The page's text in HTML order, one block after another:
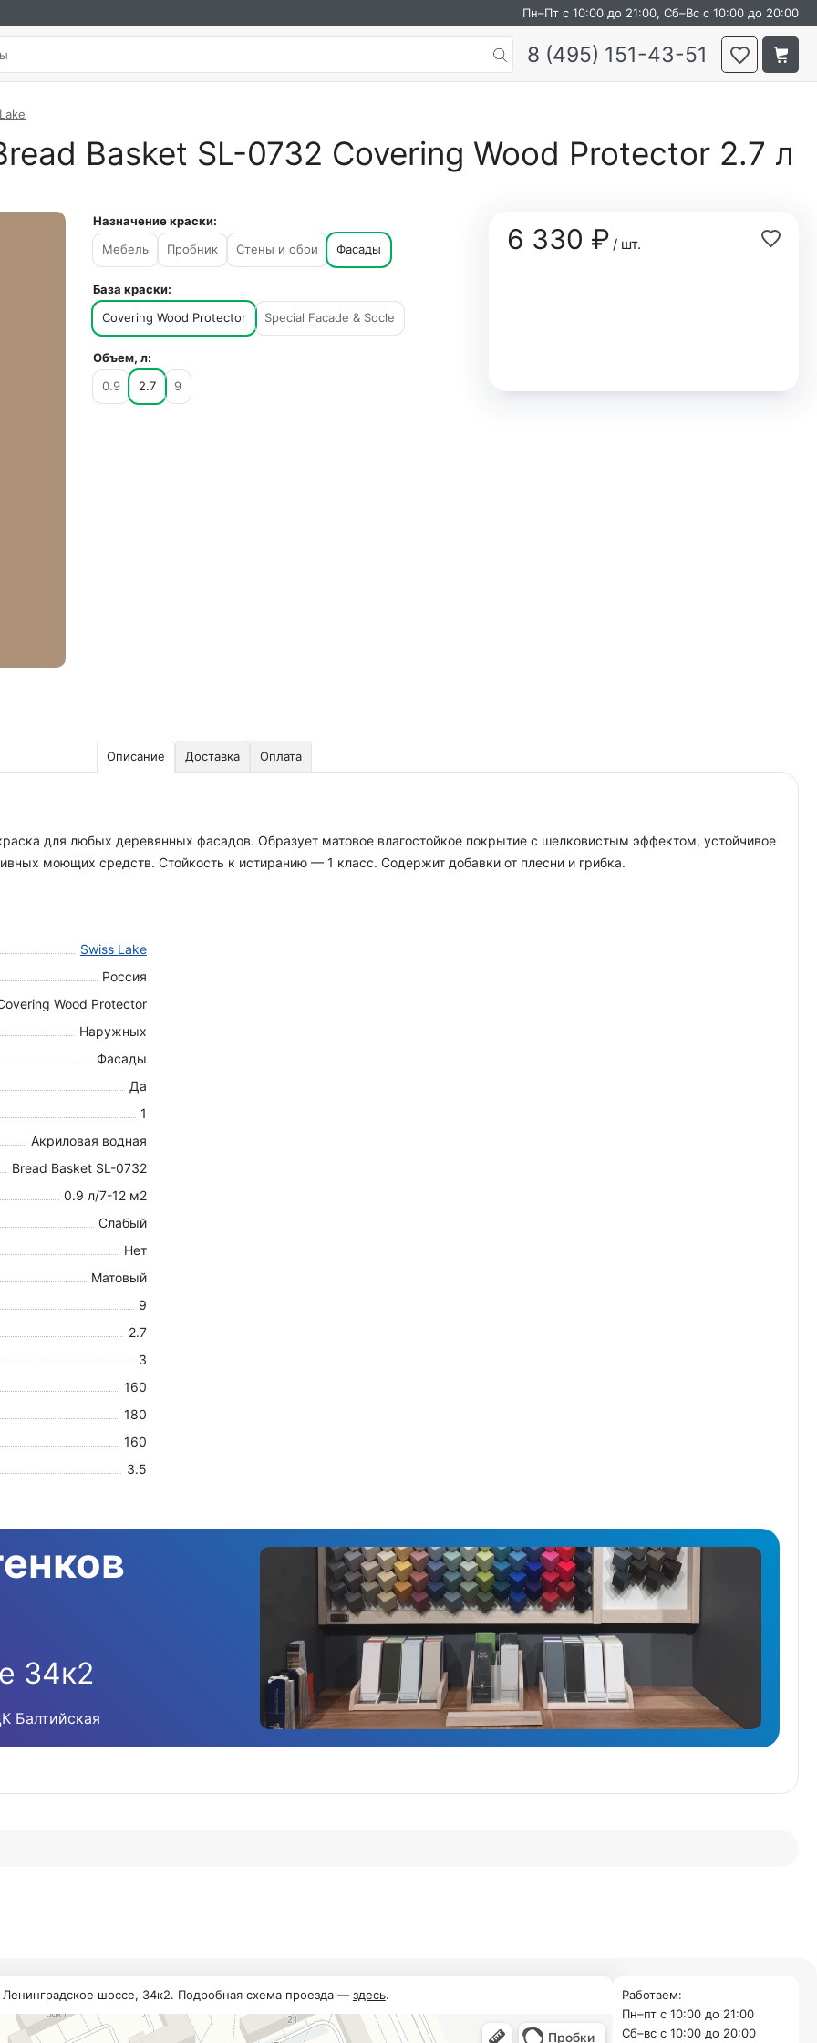
Пн–Пт с 10:00 до 21:00, Сб–Вс с 10:00 до 20:00
8 (495) 151-43-51
Basket SL-0732 Covering Wood Protector 2.7 л
6 330 ₽/ шт.
Назначение краски:
Мебель
Пробник Стены и обои Фасады
База краски:
Covering Wood Protector
Special Facade & Socle
Объем, л:
0.9
2.7 9
Описание Доставка Оплата
для любых деревянных фасадов. Образует матовое влагостойкое покрытие с шелковистым эффектом, устойчивое
моющих средств. Стойкость к истиранию — 1 класс. Содержит добавки от плесни и грибка.
Swiss Lake
Россия
Wood Protector
Наружных
Фасады
Да
1
Акриловая водная
Bread Basket SL-0732
0.9 л/7-12 м2
Слабый
Нет
Матовый
9
2.7
3
160
180
160
3.5
34к2
Балтийская
шоссе, 34к2. Подробная схема проезда — здесь.
Работаем:
Пн–пт с 10:00 до 21:00
Cб–вс с 10:00 до 20:00